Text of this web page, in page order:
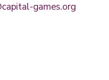
games.org